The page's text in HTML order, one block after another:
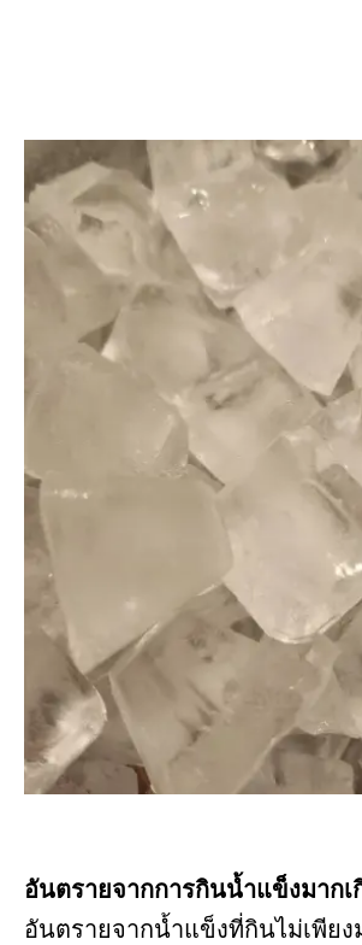
อันตรายจากการกินน้ำแข็งมากเ
อันตรายจากน้ำแข็งที่กินไม่เพีย